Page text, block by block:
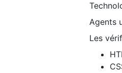
Agents
Les